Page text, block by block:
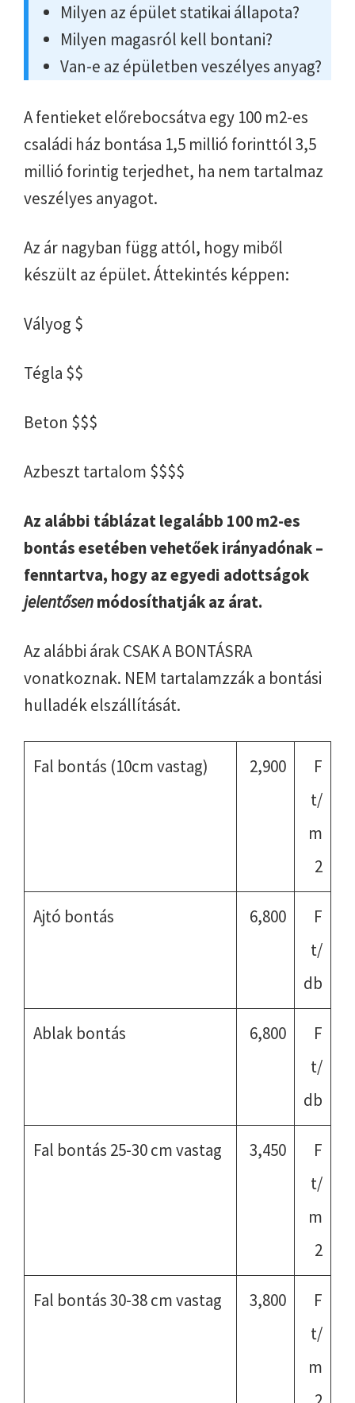
Milyen az épület statikai állapota?
Milyen magasról kell bontani?
Van-e az épületben veszélyes anyag?
A fentieket előrebocsátva egy 100 m2-es
családi ház bontása 1,5 millió forinttól 3,5
millió forintig terjedhet, ha nem tartalmaz
veszélyes anyagot.
Az ár nagyban függ attól, hogy miből
készült az épület. Áttekintés képpen:
Vályog $
Tégla $$
Beton $$$
Azbeszt tartalom $$$$
Az alábbi táblázat legalább 100 m2-es
bontás esetében vehetőek irányadónak –
fenntartva, hogy az egyedi adottságok
jelentősenmódosíthatják az árat.
Az alábbi árak CSAK A BONTÁSRA
vonatkoznak. NEM tartalamzzák a bontási
hulladék elszállítását.
Fal bontás (10cm vastag) 2,900
F
t/
m
2
Ajtó bontás 6,800
F
t/
db
Ablak bontás 6,800
F
t/
db
Fal bontás 25-30 cm vastag 3,450
F
t/
m
2
Fal bontás 30-38 cm vastag 3,800
F
t/
m